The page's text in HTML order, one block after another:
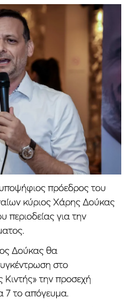
πρόεδρος του
κύριος Χάρης Δούκας
περιοδείας για την
Δούκας θα
στο
την προσεχή
7 το απόγευμα.